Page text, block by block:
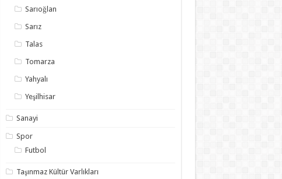
Sarıoğlan
Sarız
Talas
Tomarza
Yahyalı
Yeşilhisar
Sanayi
Spor
Futbol
Taşınmaz Kültür Varlıkları